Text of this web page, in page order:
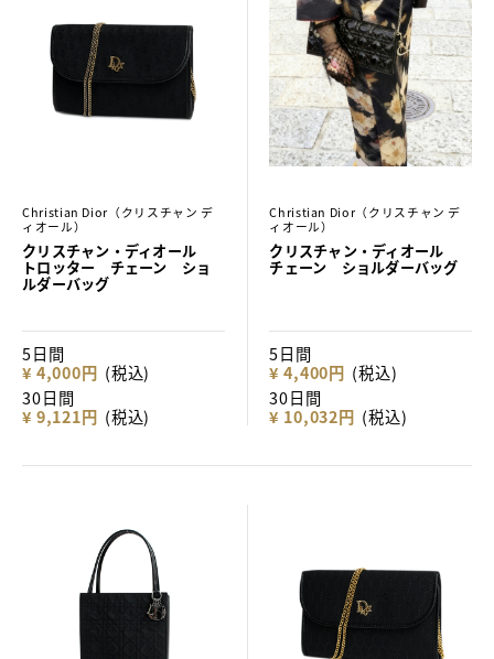
Christian Dior（クリスチャン デ
ィオール）
クリスチャン・ディオール
トロッター チェーン ショ
ルダーバッグ
5日間
¥ 4,000円 (税込)
30日間
¥ 9,121円 (税込)
Christian Dior（クリスチャン デ
ィオール）
クリスチャン・ディオール
チェーン ショルダーバッグ
5日間
¥ 4,400円 (税込)
30日間
¥ 10,032円 (税込)